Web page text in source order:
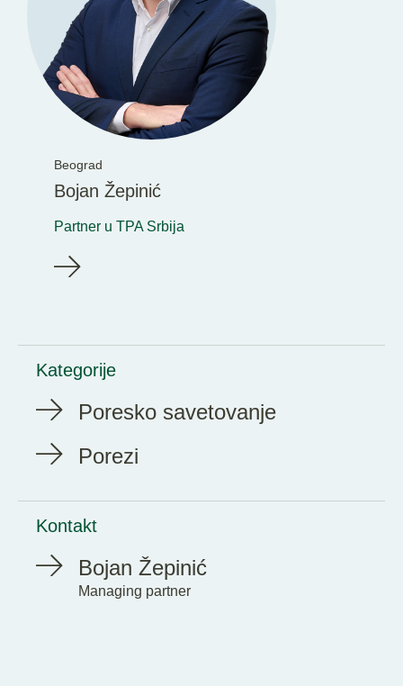
Beograd
Bojan Žepinić
Partner u TPA Srbija
Kategorije
Poresko savetovanje
Porezi
Kontakt
Bojan Žepinić
Managing partner